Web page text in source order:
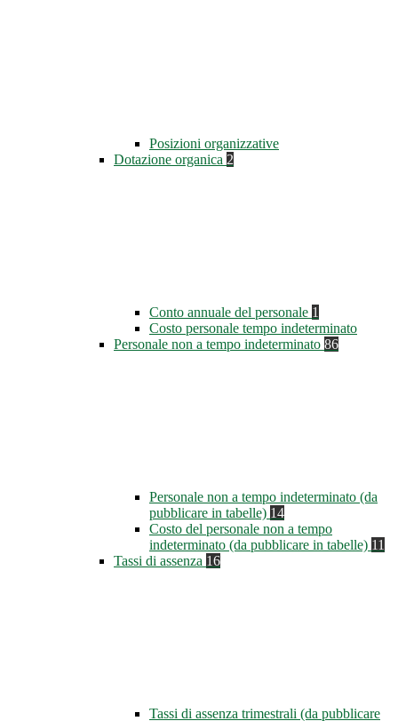
Posizioni organizzative
Dotazione organica 2
Conto annuale del personale 1
Costo personale tempo indeterminato
Personale non a tempo indeterminato 86
Personale non a tempo indeterminato (da
pubblicare in tabelle) 14
Costo del personale non a tempo
indeterminato (da pubblicare in tabelle) 11
Tassi di assenza 16
Tassi di assenza trimestrali (da pubblicare